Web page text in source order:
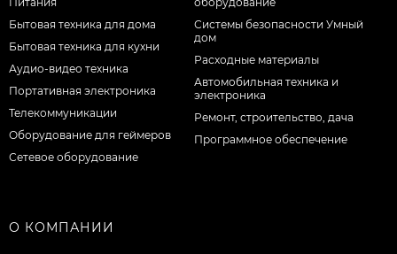
Бытовая техника для дома
Бытовая техника для кухни
Аудио-видео техника
Портативная электроника
Телекоммуникации
Оборудование для геймеров
Сетевое оборудование
Системы безопасности Умный
дом
Расходные материалы
Автомобильная техника и
электроника
Ремонт, строительство, дача
Программное обеспечение
О КОМПАНИИ